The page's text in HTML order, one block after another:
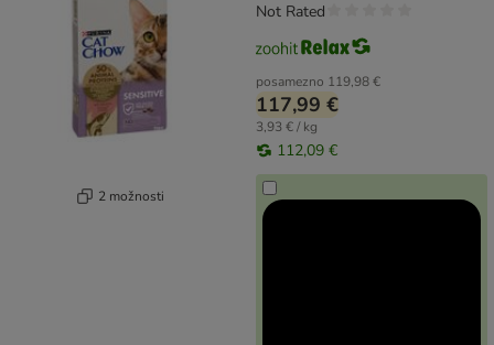
2 možnosti
posamezno 119,98 €
117,99 €
3,93 € / kg
112,09 €
Not Rated